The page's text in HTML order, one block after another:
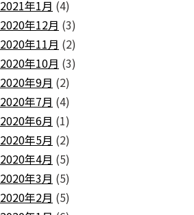
2021年1月 (4)
2020年12月 (3)
2020年11月 (2)
2020年10月 (3)
2020年9月 (2)
2020年7月 (4)
2020年6月 (1)
2020年5月 (2)
2020年4月 (5)
2020年3月 (5)
2020年2月 (5)